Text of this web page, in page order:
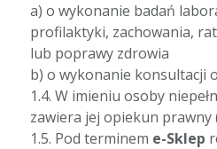
a) o wykonanie badań
profilaktyki, zachowania,
lub poprawy zdrowia
b) o wykonanie konsultacji
1.4. W imieniu osoby
zawiera jej opiekun prawny
1.5. Pod terminem e-Sklep